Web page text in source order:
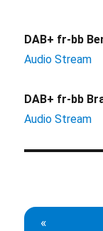
DAB+ fr-bb
Audio Stream
DAB+ fr-bb
Audio Stream
«